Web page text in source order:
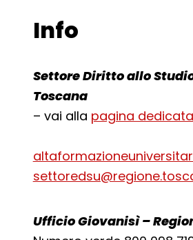
Info
Settore Diritto allo
Toscana
– vai alla pagina dedicata
Ufficio Giovanisì –
Torna alla navigazione